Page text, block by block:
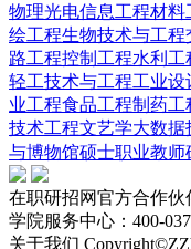
物理光电信息工程材料
绘工程生物技术与工程
路工程控制工程水利工
轻工技术与工程工业设
业工程食品工程制药工
技术工程文艺学大数据
与博物馆硕士职业教师
在职研招网官方合作
学院服务中心：400-
关于我们